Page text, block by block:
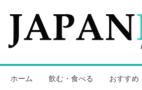
ホーム 飲む・食べる おすすめ